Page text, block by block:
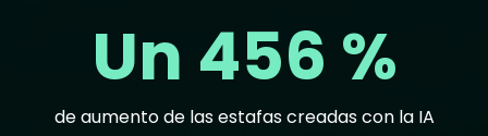
Un 456 %
de aumento de las estafas creadas con la IA